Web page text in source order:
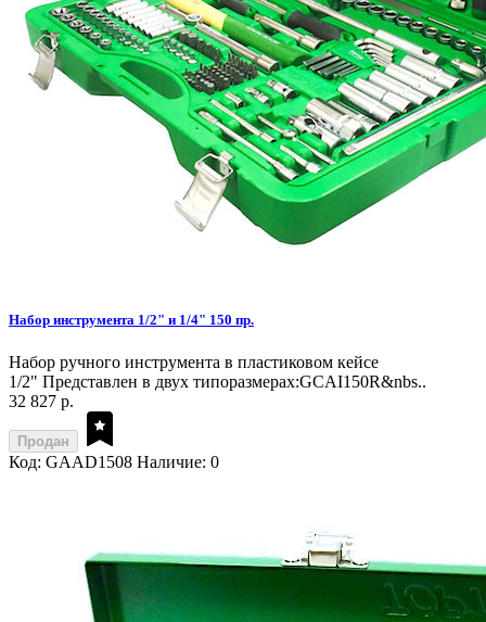
Набор инструмента 1/2" и 1/4" 150 пр.
Набор ручного инструмента в пластиковом кейсе
1/2" Представлен в двух типоразмерах:GCAI150R&nbs..
32 827 р.
Продан
Код: GAAD1508 Наличие: 0